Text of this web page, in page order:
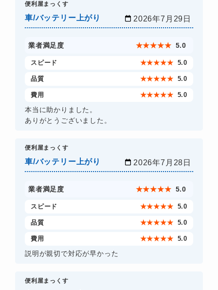
​便利屋まっくす
車/バッテリー上がり 2026年7月29日
業者満足度 ★★★★★ 5.0
スピード ★★★★★ 5.0
品質 ★★★★★ 5.0
費用 ★★★★★ 5.0
本当に助かりました。
ありがとうございました。
​便利屋まっくす
車/バッテリー上がり 2026年7月28日
業者満足度 ★★★★★ 5.0
スピード ★★★★★ 5.0
品質 ★★★★★ 5.0
費用 ★★★★★ 5.0
説明が親切で対応が早かった
​便利屋まっくす